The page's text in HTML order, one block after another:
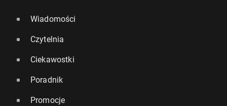
Wiadomości
Czytelnia
Ciekawostki
Poradnik
Promocje